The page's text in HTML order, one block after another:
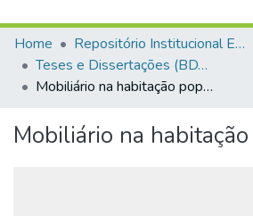
Communities & Collections
All of DSpace
Statistics
Home
Repositório Institucional EESC
Teses e Dissertações (BDTD USP)
Mobiliário na habitação popular.
Mobiliário na